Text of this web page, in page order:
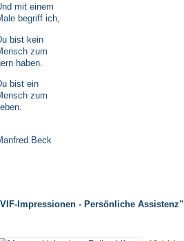
mit einem
begriff ich,
bist kein
zum
haben.
bist ein
zum
Beck
Impressionen - Persönliche Assistenz"